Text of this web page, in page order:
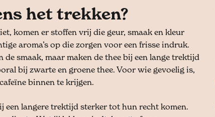
het trekken?
komen er stoffen vrij die geur, smaak en kleur
aroma’s op die zorgen voor een frisse indruk.
smaak, maar maken de thee bij een lange trektijd
bij zwarte en groene thee. Voor wie gevoelig is,
binnen te krijgen.
langere trektijd sterker tot hun recht komen.